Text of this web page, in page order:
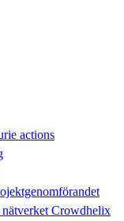
actions
nätverket Crowdhelix